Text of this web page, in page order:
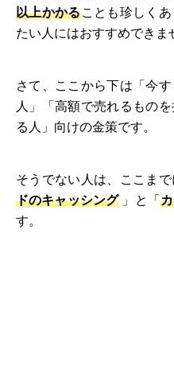
以上かかることも珍しく
たい人にはおすすめできま
さて、ここから下は「今
人」「高額で売れるもの
る人」向けの金策です。
そうでない人は、ここまで
ドのキャッシング」と「
す。